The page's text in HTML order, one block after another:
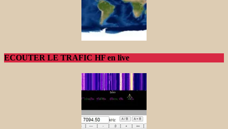
ECOUTER LE TRAFIC HF en live